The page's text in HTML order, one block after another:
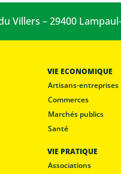
Villers – 29400
VIE ECONOMIQUE
Artisans-entreprises
Commerces
Marchés publics
Santé
VIE PRATIQUE
Associations